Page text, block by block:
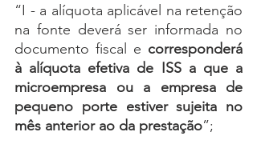
“I - a alíquota aplicável na retenção
na fonte deverá ser informada no
documento fiscal e corresponderá
à alíquota efetiva de ISS a que a
microempresa ou a empresa de
pequeno porte estiver sujeita no
mês anterior ao da prestação”;